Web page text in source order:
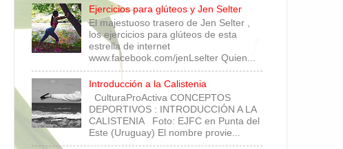
Ejercicios para glúteos y Jen Selter
El majestuoso trasero de Jen Selter ,
los ejercicios para glúteos de esta
estrella de internet
www.facebook.com/jenLselter Quien...
Introducción a la Calistenia
CulturaProActiva CONCEPTOS
DEPORTIVOS : INTRODUCCIÓN A LA
CALISTENIA Foto: EJFC en Punta del
Este (Uruguay) El nombre provie...